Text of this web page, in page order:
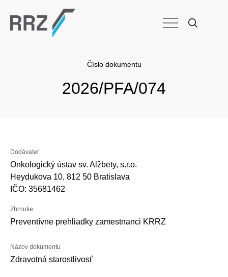
Číslo dokumentu
2026/PFA/074
Dodávateľ
Onkologický ústav sv. Alžbety, s.r.o.
Heydukova 10, 812 50 Bratislava
IČO: 35681462
Zhrnutie
Preventívne prehliadky zamestnanci KRRZ
Názov dokumentu
Zdravotná starostlivosť